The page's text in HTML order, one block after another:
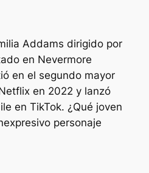
Addams dirigido por
en Nevermore
en el segundo mayor
en 2022 y lanzó
en TikTok. ¿Qué joven
personaje